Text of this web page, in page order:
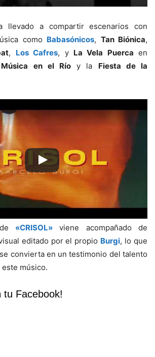
llevado a compartir escenarios con
como Babasónicos, Tan Biónica,
, Los Cafres, y La Vela Puerca en
Música en el Río y la Fiesta de la
«CRISOL» viene acompañado de
editado por el propio Burgi, lo que
convierta en un testimonio del talento
músico.
tu Facebook!